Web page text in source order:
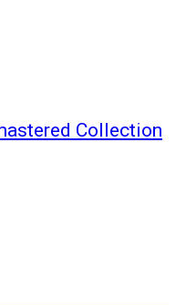
Collection